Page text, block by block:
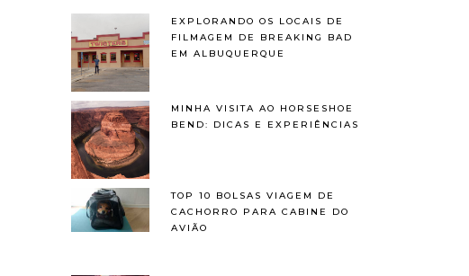
EXPLORANDO OS LOCAIS DE
FILMAGEM DE BREAKING BAD
EM ALBUQUERQUE
MINHA VISITA AO HORSESHOE
BEND: DICAS E EXPERIÊNCIAS
TOP 10 BOLSAS VIAGEM DE
CACHORRO PARA CABINE DO
AVIÃO